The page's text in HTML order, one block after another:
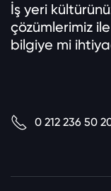
İş yeri
çözümlerimiz
bilgiye mi
0 212 236 50